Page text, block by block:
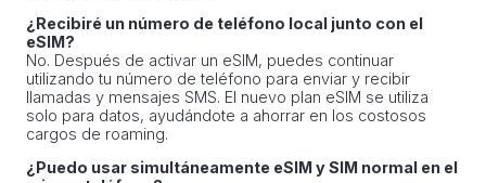
¿Recibiré un número de teléfono local junto con el
eSIM?
No. Después de activar un eSIM, puedes continuar
utilizando tu número de teléfono para enviar y recibir
llamadas y mensajes SMS. El nuevo plan eSIM se utiliza
solo para datos, ayudándote a ahorrar en los costosos
cargos de roaming.
¿Puedo usar simultáneamente eSIM y SIM normal en el